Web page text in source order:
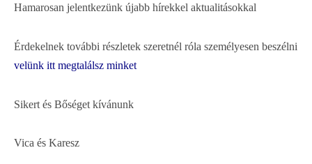
Hamarosan jelentkezünk újabb hírekkel aktualitásokkal
Érdekelnek további részletek szeretnél róla személyesen beszélni
velünk itt megtalálsz minket
Sikert és Bőséget kívánunk
Vica és Karesz